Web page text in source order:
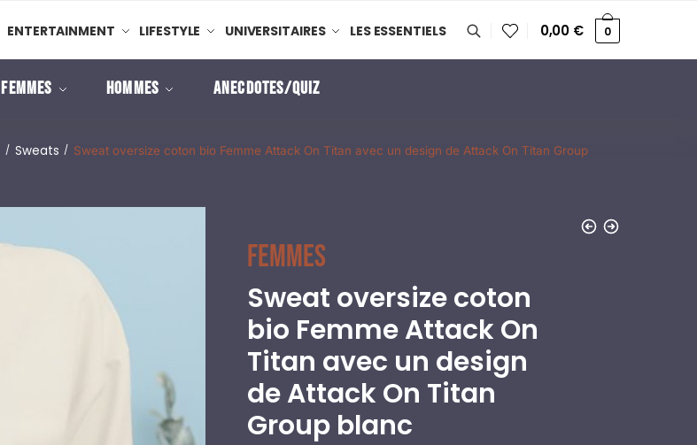
ENTERTAINMENT LIFESTYLE UNIVERSITAIRES LES ESSENTIELS 0,00 € 0
FEMMES HOMMES ANECDOTES/QUIZ
/ Sweats / Sweat oversize coton bio Femme Attack On Titan avec un design de Attack On Titan Group
Femmes
Sweat oversize coton
bio Femme Attack On
Titan avec un design
de Attack On Titan
Group blanc